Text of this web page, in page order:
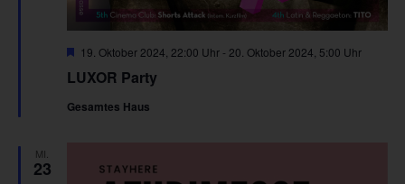
LUXOR Party
Hervorgehoben
19. Oktober 2024, 22:00 Uhr- 20. Oktober 2024, 5:00 Uhr
Gesamtes Haus
MI.
23